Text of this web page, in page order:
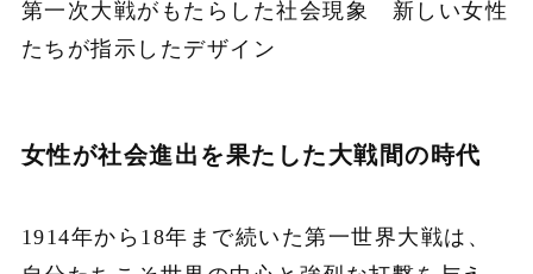
第一次大戦がもたらした社会現象 新しい女性
たちが指示したデザイン
女性が社会進出を果たした大戦間の時代
1914年から18年まで続いた第一世界大戦は、